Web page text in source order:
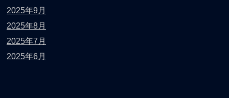
2025年9月
2025年8月
2025年7月
2025年6月